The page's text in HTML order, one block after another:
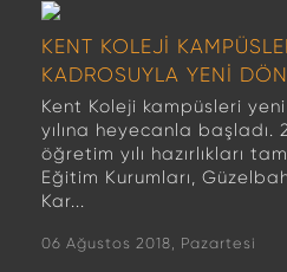
KENT KOLEJİ
KADROSUYLA YENİ
Kent Koleji kampüsleri
yılına heyecanla başladı.
öğretim yılı hazırlıkları
Eğitim Kurumları,
Kar...
06 Ağustos 2018, Pazartesi